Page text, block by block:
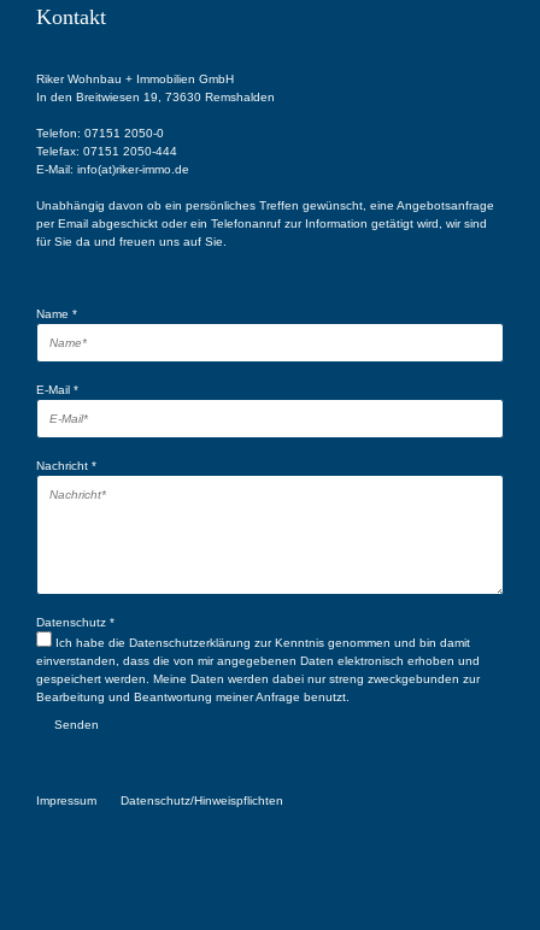
Kontakt
Riker Wohnbau + Immobilien GmbH
In den Breitwiesen 19, 73630 Remshalden
Telefon: 07151 2050-0
Telefax: 07151 2050-444
E-Mail: info(at)riker-immo.de
Unabhängig davon ob ein persönliches Treffen gewünscht, eine Angebotsanfrage
per Email abgeschickt oder ein Telefonanruf zur Information getätigt wird, wir sind
für Sie da und freuen uns auf Sie.
Name *
E-Mail *
Nachricht *
Datenschutz *
Ich habe die Datenschutzerklärung zur Kenntnis genommen und bin damit
einverstanden, dass die von mir angegebenen Daten elektronisch erhoben und
gespeichert werden. Meine Daten werden dabei nur streng zweckgebunden zur
Bearbeitung und Beantwortung meiner Anfrage benutzt.
Senden
Impressum Datenschutz/Hinweispflichten